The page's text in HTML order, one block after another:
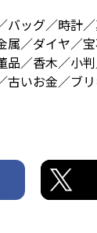
バッグ／時計
属／ダイヤ／
品／香木／小
古いお金／ブ